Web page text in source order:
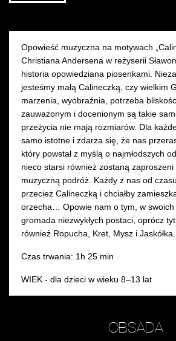
fot.
Ankiersztejn
fot.
Marta
KUP BILET
Opowieść muzyczna na motywach
Christiana Andersena w reżyserii
historia opowiedziana piosenkami.
jesteśmy małą Calineczką, czy wielkim
marzenia, wyobraźnia, potrzeba
zauważonym i docenionym są takie
przeżycia nie mają rozmiarów. Dla
samo istotne i zdarza się, że nas
który powstał z myślą o najmłodszych
nieco starsi również zostaną zaproszeni
muzyczną podróż. Każdy z nas od
przecież Calineczką i chciałby
orzecha… Opowie nam o tym, w swoich
gromada niezwykłych postaci, oprócz
również Ropucha, Kret, Mysz i Jaskółka.
Czas trwania: 1h 25 min
WIEK - dla dzieci w wieku 8–13 lat
OBSADA